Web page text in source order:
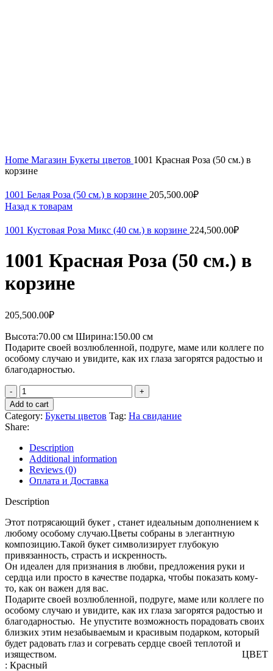
Home Магазин Букеты цветов 1001 Красная Роза (50 см.) в
корзине
1001 Белая Роза (50 см.) в корзине 205,500.00₽
Назад к товарам
1001 Кустовая Роза Микс (40 см.) в корзине 224,500.00₽
1001 Красная Роза (50 см.) в
корзине
205,500.00₽
Высота:70.00 см Ширина:150.00 см
Подарите своей возлюбленной, подруге, маме или коллеге по
особому случаю и увидите, как их глаза загорятся радостью и
благодарностью.
1001
Красная
Роза
(50
см.)
в
корзине
quantity
Add to cart
Category: Букеты цветов Tag: На свидание
Share:
Description
Additional information
Reviews (0)
Оплата и Доставка
Description
Этот потрясающий букет , станет идеальным дополнением к
любому особому случаю.Цветы собраны в элегантную
композицию.Такой букет символизирует глубокую
привязанность, страсть и искренность.
Он идеален для признания в любви, предложения руки и
сердца или просто в качестве подарка, чтобы показать кому-
то, как он важен для вас.
Подарите своей возлюбленной, подруге, маме или коллеге по
особому случаю и увидите, как их глаза загорятся радостью и
благодарностью. Не упустите возможность порадовать своих
близких этим незабываемым и красивым подарком, который
будет радовать глаз и согревать сердце своей теплотой и
изяществом. ЦВЕТ
: Красный